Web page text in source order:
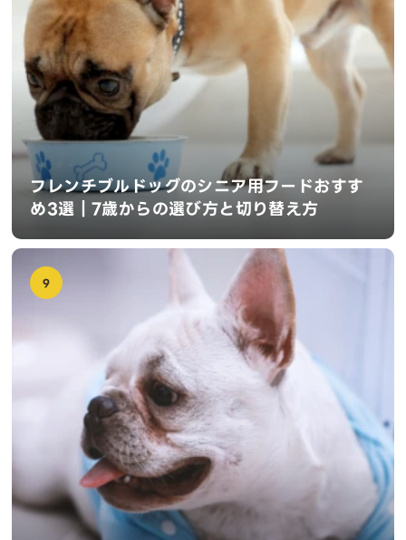
フレンチブルドッグのシニア用フードおすす
め3選｜7歳からの選び方と切り替え方
9